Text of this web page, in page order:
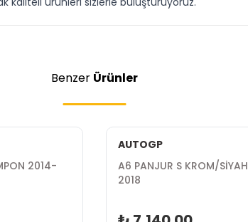
Benzer Ürünler
2014-
AUTOGP
A6 PANJUR S KROM/SİYAH 2014-
2018